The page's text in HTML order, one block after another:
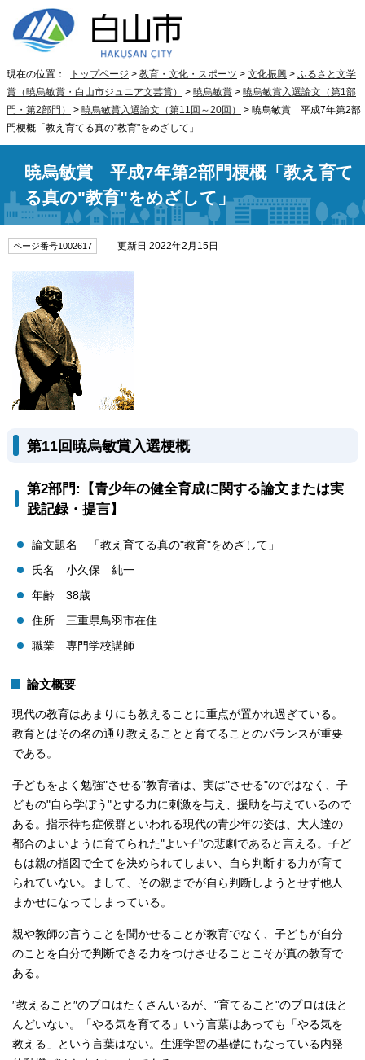
現在の位置： トップページ > 教育・文化・スポーツ > 文化振興 > ふるさと文学
賞（暁烏敏賞・白山市ジュニア文芸賞）
> 暁烏敏賞 > 暁烏敏賞入選論文（第1部
門・第2部門）
> 暁烏敏賞入選論文（第11回～20回）
> 暁烏敏賞 平成7年第2部
門梗概「教え育てる真の"教育"をめざして」
暁烏敏賞 平成7年第2部門梗概「教え育て
る真の"教育"をめざして」
ページ番号1002617 更新日 2022年2月15日
第11回暁烏敏賞入選梗概
第2部門:【青少年の健全育成に関する論文または実
践記録・提言】
論文題名 「教え育てる真の"教育"をめざして」
氏名 小久保 純一
年齢 38歳
住所 三重県鳥羽市在住
職業 専門学校講師
論文概要
現代の教育はあまりにも教えることに重点が置かれ過ぎている。
教育とはその名の通り教えることと育てることのバランスが重要
である。
子どもをよく勉強"させる"教育者は、実は"させる"のではなく、子
どもの"自ら学ぼう"とする力に刺激を与え、援助を与えているので
ある。指示待ち症候群といわれる現代の青少年の姿は、大人達の
都合のよいように育てられた"よい子"の悲劇であると言える。子ど
もは親の指図で全てを決められてしまい、自ら判断する力が育て
られていない。まして、その親までが自ら判断しようとせず他人
まかせになってしまっている。
親や教師の言うことを聞かせることが教育でなく、子どもが自分
のことを自分で判断できる力をつけさせることこそが真の教育で
ある。
″教えること″のプロはたくさんいるが、"育てること"のプロはほと
んどいない。「やる気を育てる」いう言葉はあっても「やる気を
教える」という言葉はない。生涯学習の基礎にもなっている内発